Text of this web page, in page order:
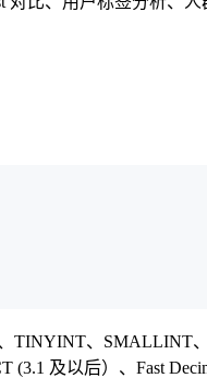
TINYINT、SMALLINT
及以后）、Fast